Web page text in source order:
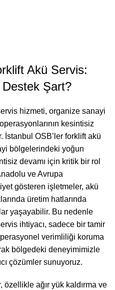
Akü Servis:
Şart?
hizmeti, organize sanayi
kesintisiz
İstanbul OSB’ler forklift akü
bölgelerindeki yoğun
devamı için kritik bir rol
ve Avrupa
gösteren işletmeler, akü
üretim hatlarında
yaşayabilir. Bu nedenle
ihtiyacı, sadece bir tamir
verimliliği koruma
bölgedeki deneyimimizle
çözümler sunuyoruz.
özellikle ağır yük kaldırma ve